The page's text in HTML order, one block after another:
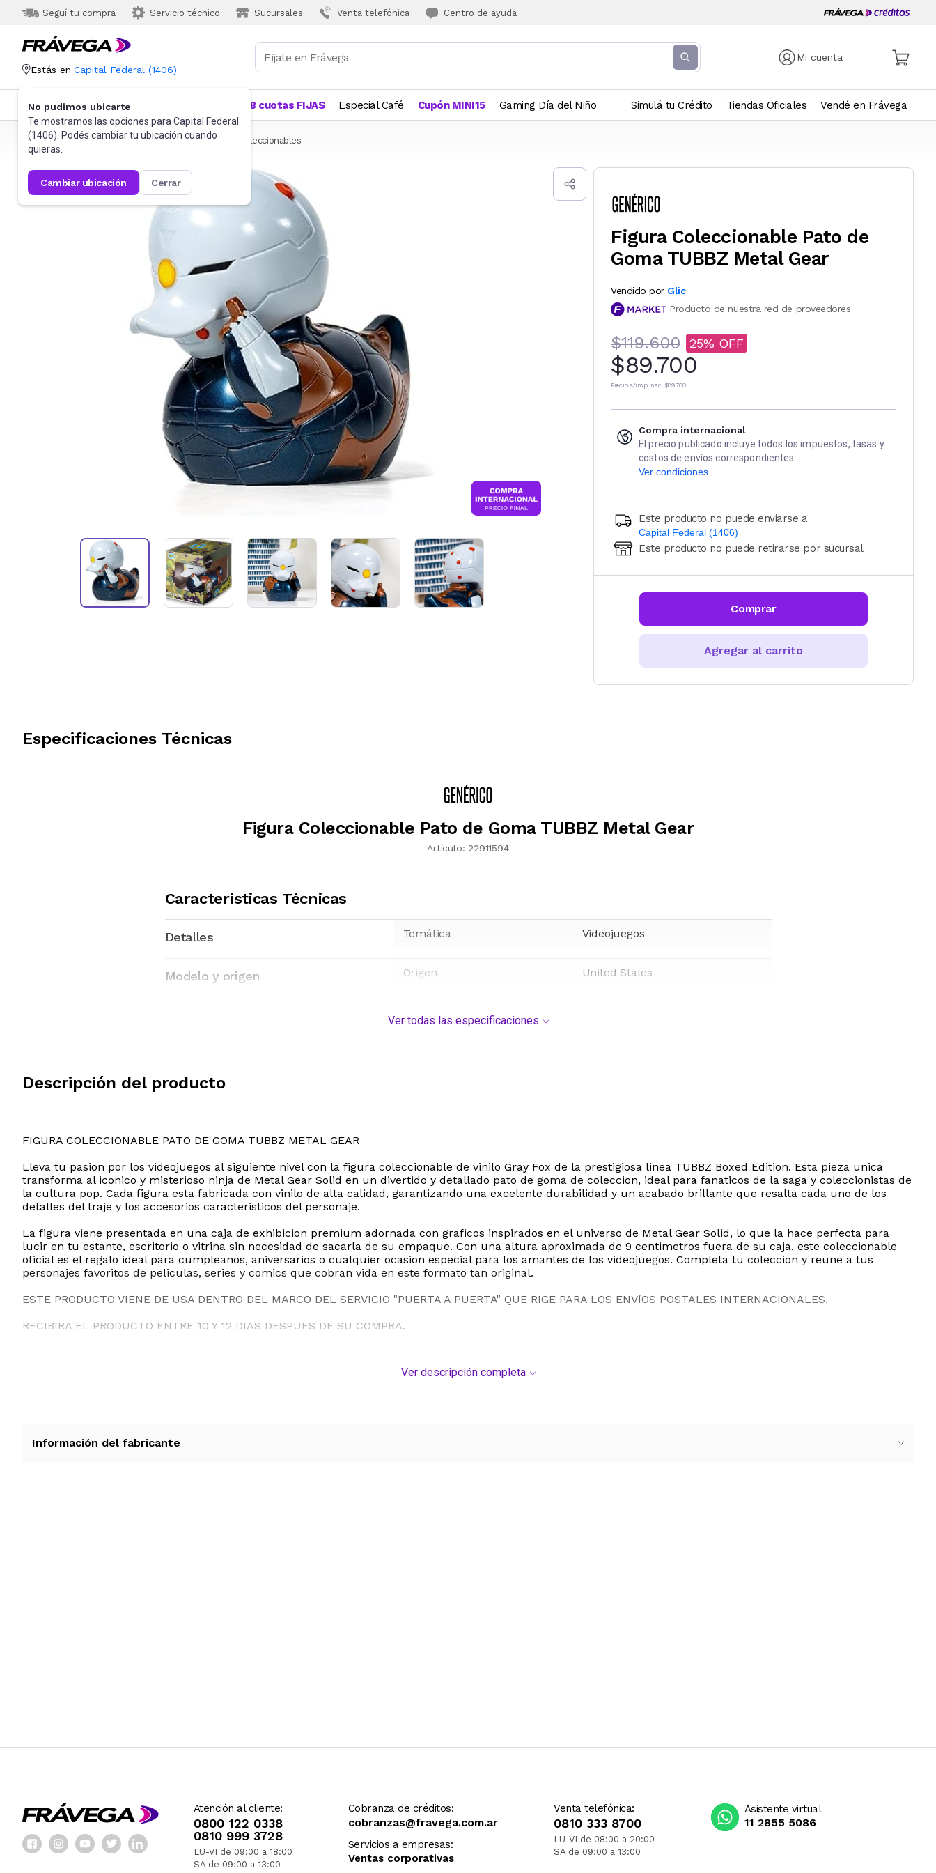
Seguí tu compra Servicio técnico Sucursales Venta telefónica Centro de ayuda
Mi cuenta
Estás en Capital Federal (1406)
No pudimos ubicarte
Te mostramos las opciones para Capital Federal
(1406). Podés cambiar tu ubicación cuando
quieras.
cambiar ubicación cerrar
Categorías Más Vendidos 18 cuotas FIJAS Especial Café Cupón MINI15 Gaming Día del Niño Simulá tu Crédito Tiendas Oficiales Vendé en Frávega
Frávega Juguetes y Juegos Figuras de acción y coleccionables
Figura Coleccionable Pato de
Goma TUBBZ Metal Gear
Vendido por Glic
Producto de nuestra red de proveedores
$119.600 25
$89.700
Precio s/imp. nac. $89.700
Compra internacional
El precio publicado incluye todos los impuestos, tasas y
costos de envíos correspondientes
Ver condiciones
Este producto no puede enviarse a
Capital Federal (1406)
Ingresá código postal (sólo números)
CALCULAR
Este producto no puede retirarse por sucursal
Comprar
Agregar al carrito
Especificaciones Técnicas
Figura Coleccionable Pato de Goma TUBBZ Metal Gear
Artículo: 22911594
Características Técnicas
Detalles Temática Videojuegos
Modelo y origen Origen United States
Ver todas las especificaciones
Descripción del producto
FIGURA COLECCIONABLE PATO DE GOMA TUBBZ METAL GEAR
Lleva tu pasion por los videojuegos al siguiente nivel con la figura coleccionable de vinilo Gray Fox de la prestigiosa linea TUBBZ Boxed Edition. Esta pieza unica
transforma al iconico y misterioso ninja de Metal Gear Solid en un divertido y detallado pato de goma de coleccion, ideal para fanaticos de la saga y coleccionistas de
la cultura pop. Cada figura esta fabricada con vinilo de alta calidad, garantizando una excelente durabilidad y un acabado brillante que resalta cada uno de los
detalles del traje y los accesorios caracteristicos del personaje.
La figura viene presentada en una caja de exhibicion premium adornada con graficos inspirados en el universo de Metal Gear Solid, lo que la hace perfecta para
lucir en tu estante, escritorio o vitrina sin necesidad de sacarla de su empaque. Con una altura aproximada de 9 centimetros fuera de su caja, este coleccionable
oficial es el regalo ideal para cumpleanos, aniversarios o cualquier ocasion especial para los amantes de los videojuegos. Completa tu coleccion y reune a tus
personajes favoritos de peliculas, series y comics que cobran vida en este formato tan original.
ESTE PRODUCTO VIENE DE USA DENTRO DEL MARCO DEL SERVICIO "PUERTA A PUERTA" QUE RIGE PARA LOS ENVíOS POSTALES INTERNACIONALES.
RECIBIRA EL PRODUCTO ENTRE 10 Y 12 DIAS DESPUES DE SU COMPRA.
Ver descripción completa
Información del fabricante
Atención al cliente:
0800 122 0338
0810 999 3728
LU-VI de 09:00 a 18:00
SA de 09:00 a 13:00
Cobranza de créditos:
cobranzas@fravega.com.ar
Servicios a empresas:
Ventas corporativas
Venta telefónica:
0810 333 8700
LU-VI de 08:00 a 20:00
SA de 09:00 a 13:00
Asistente virtual
11 2855 5086